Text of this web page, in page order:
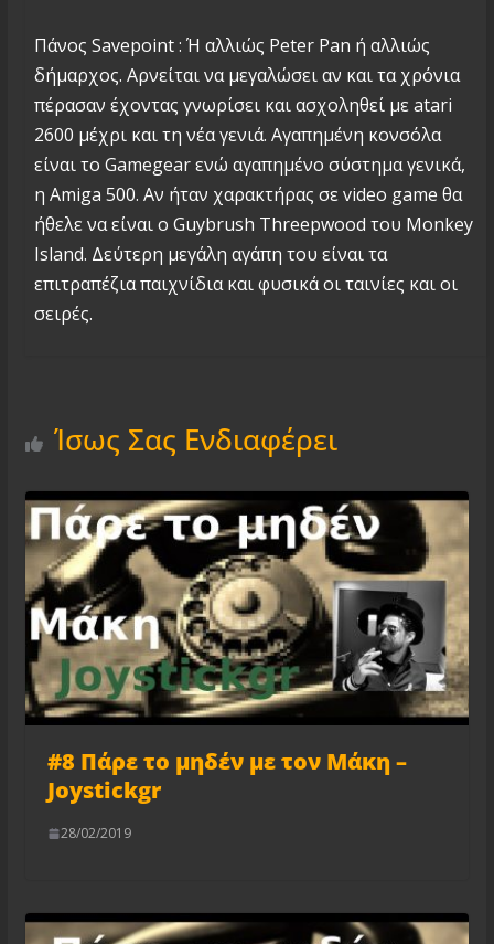
Πάνος Savepoint : Ή αλλιώς Peter Pan ή αλλιώς
δήμαρχος. Αρνείται να μεγαλώσει αν και τα χρόνια
πέρασαν έχοντας γνωρίσει και ασχοληθεί με atari
2600 μέχρι και τη νέα γενιά. Αγαπημένη κονσόλα
είναι το Gamegear ενώ αγαπημένο σύστημα γενικά,
η Amiga 500. Αν ήταν χαρακτήρας σε video game θα
ήθελε να είναι ο Guybrush Threepwood του Monkey
Island. Δεύτερη μεγάλη αγάπη του είναι τα
επιτραπέζια παιχνίδια και φυσικά οι ταινίες και οι
σειρές.
Ίσως Σας Ενδιαφέρει
#8 Πάρε το μηδέν με τον Μάκη –
Joystickgr
28/02/2019